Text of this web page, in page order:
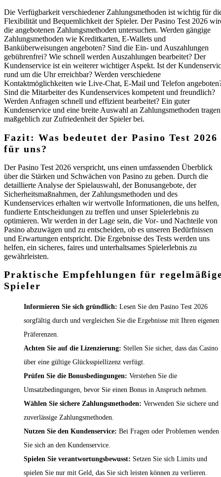
Die Verfügbarkeit verschiedener Zahlungsmethoden ist wichtig für
Flexibilität und Bequemlichkeit der Spieler. Der Pasino Test 2026
die angebotenen Zahlungsmethoden untersuchen. Werden gängige
Zahlungsmethoden wie Kreditkarten, E-Wallets und
Banküberweisungen angeboten? Sind die Ein- und Auszahlungen
gebührenfrei? Wie schnell werden Auszahlungen bearbeitet? Der
Kundenservice ist ein weiterer wichtiger Aspekt. Ist der
rund um die Uhr erreichbar? Werden verschiedene
Kontaktmöglichkeiten wie Live-Chat, E-Mail und Telefon
Sind die Mitarbeiter des Kundenservices kompetent und freundlich?
Werden Anfragen schnell und effizient bearbeitet? Ein guter
Kundenservice und eine breite Auswahl an Zahlungsmethoden tragen
maßgeblich zur Zufriedenheit der Spieler bei.
Fazit: Was bedeutet der Pasino Test 2026
für uns?
Der Pasino Test 2026 verspricht, uns einen umfassenden Überblick
über die Stärken und Schwächen von Pasino zu geben. Durch die
detaillierte Analyse der Spielauswahl, der Bonusangebote, der
Sicherheitsmaßnahmen, der Zahlungsmethoden und des
Kundenservices erhalten wir wertvolle Informationen, die uns helfen,
fundierte Entscheidungen zu treffen und unser Spielerlebnis zu
optimieren. Wir werden in der Lage sein, die Vor- und Nachteile von
Pasino abzuwägen und zu entscheiden, ob es unseren Bedürfnissen
und Erwartungen entspricht. Die Ergebnisse des Tests werden uns
helfen, ein sicheres, faires und unterhaltsames Spielerlebnis zu
gewährleisten.
Praktische Empfehlungen für
Spieler
Informieren Sie sich gründlich: Lesen Sie den Pasino Test 2026
sorgfältig durch und vergleichen Sie die Ergebnisse mit Ihren eigenen
Präferenzen.
Achten Sie auf die Lizenzierung: Stellen Sie sicher, dass das Casino
über eine gültige Glücksspiellizenz verfügt.
Prüfen Sie die Bonusbedingungen: Verstehen Sie die
Umsatzbedingungen, bevor Sie einen Bonus in Anspruch nehmen.
Wählen Sie sichere Zahlungsmethoden: Verwenden Sie sichere und
zuverlässige Zahlungsmethoden.
Nutzen Sie den Kundenservice: Bei Fragen oder Problemen wenden
Sie sich an den Kundenservice.
Spielen Sie verantwortungsbewusst: Setzen Sie sich Limits und
spielen Sie nur mit Geld, das Sie sich leisten können zu verlieren.